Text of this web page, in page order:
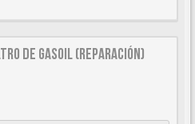
de gasoil (reparación)